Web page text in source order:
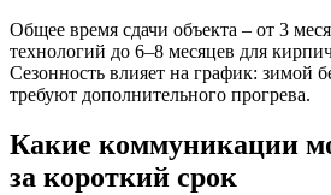
Общее время сдачи объекта – от 3
технологий до 6–8 месяцев для
Сезонность влияет на график: зимой
требуют дополнительного прогрева.
Какие коммуникации
за короткий срок